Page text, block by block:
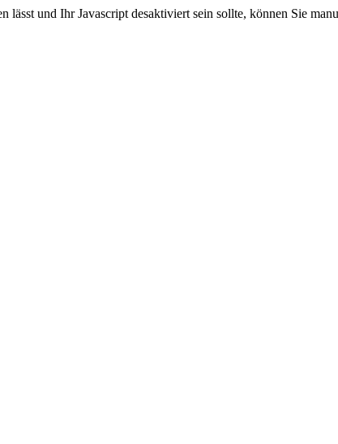
lässt und Ihr Javascript desaktiviert sein sollte, können Sie